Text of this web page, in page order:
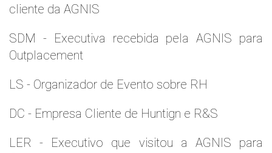
cliente da AGNIS
SDM - Executiva recebida pela AGNIS para
Outplacement
LS - Organizador de Evento sobre RH
DC - Empresa Cliente de Huntign e R&S
LER - Executivo que visitou a AGNIS para